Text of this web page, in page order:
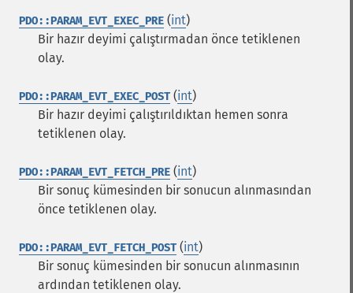
PDO::PARAM_EVT_EXEC_PRE (int)
Bir hazır deyimi çalıştırmadan önce tetiklenen
olay.
PDO::PARAM_EVT_EXEC_POST (int)
Bir hazır deyimi çalıştırıldıktan hemen sonra
tetiklenen olay.
PDO::PARAM_EVT_FETCH_PRE (int)
Bir sonuç kümesinden bir sonucun alınmasından
önce tetiklenen olay.
PDO::PARAM_EVT_FETCH_POST (int)
Bir sonuç kümesinden bir sonucun alınmasının
ardından tetiklenen olay.